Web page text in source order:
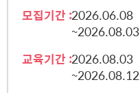
모집기간 :2026.06.08
~2026.08.03
교육기간 :2026.08.03
~2026.08.12